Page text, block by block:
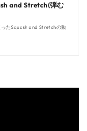
and Stretch(弾む
たSquash and Stretchの動